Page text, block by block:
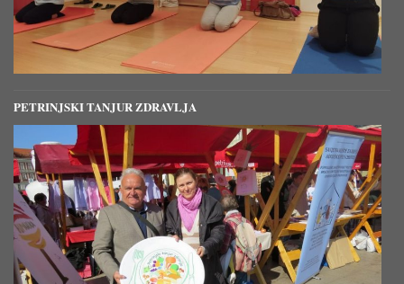
PETRINJSKI TANJUR ZDRAVLJA